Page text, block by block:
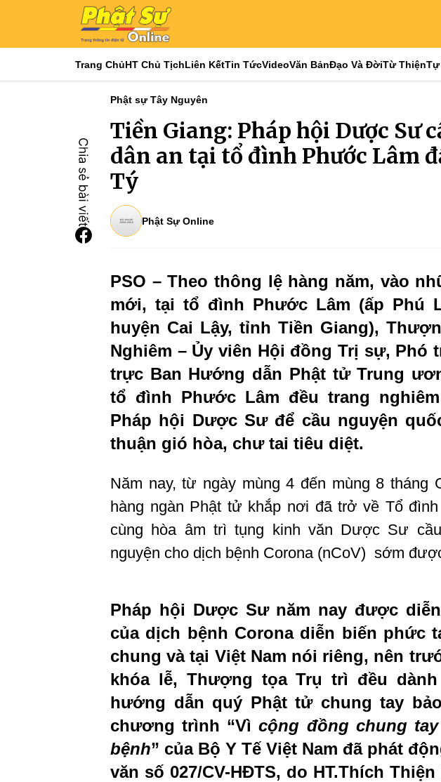
Trang ChủHT Chủ TịchLiên KếtTin TứcVideoVăn BảnĐạo Và ĐờiTừ ThiệnTự
Phật sự Tây Nguyên
Tiền Giang: Pháp hội Dược Sư
dân an tại tổ đình Phước Lâm
Tý
Phật Sự Online
PSO – Theo thông lệ hàng năm, vào
mới, tại tổ đình Phước Lâm (ấp Phú
huyện Cai Lậy, tỉnh Tiền Giang),
Nghiêm – Ủy viên Hội đồng Trị sự, Phó
trực Ban Hướng dẫn Phật tử Trung
tổ đình Phước Lâm đều trang
Pháp hội Dược Sư để cầu nguyện
thuận gió hòa, chư tai tiêu diệt.
Năm nay, từ ngày mùng 4 đến mùng 8 tháng
hàng ngàn Phật tử khắp nơi đã trở về Tổ
cùng hòa âm trì tụng kinh văn Dược Sư
nguyện cho dịch bệnh Corona (nCoV) sớm
Pháp hội Dược Sư năm nay được
của dịch bệnh Corona diễn biến phức
chung và tại Việt Nam nói riêng, nên
khóa lễ, Thượng tọa Trụ trì đều
hướng dẫn quý Phật tử chung tay
chương trình “Vìcộng đồng chung
bệnh” của Bộ Y Tế Việt Nam đã phát
văn số 027/CV-HĐTS, do HT.Thích